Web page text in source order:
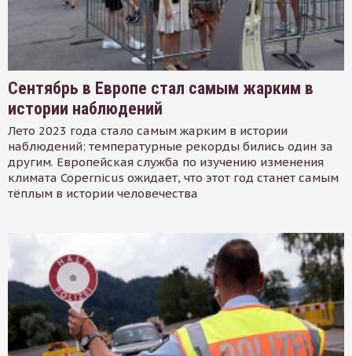
Сентябрь в Европе стал самым жарким в
истории наблюдений
Лето 2023 года стало самым жарким в истории
наблюдений: температурные рекорды бились один за
другим. Европейская служба по изучению изменения
климата Copernicus ожидает, что этот год станет самым
тёплым в истории человечества